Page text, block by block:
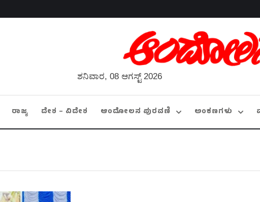
ಶನಿವಾರ, 08 ಆಗಸ್ಟ್ 2026
ರಾಜ್ಯ ದೇಶ – ವಿದೇಶ ಆಂದೋಲನ ಪುರವಣಿ ಅಂಕಣಗಳು